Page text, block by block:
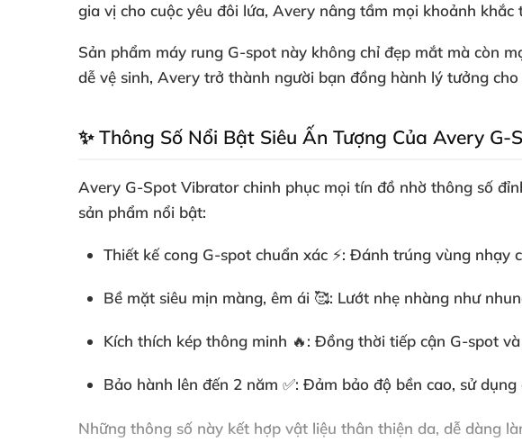
gia vị cho cuộc yêu đôi lứa, Avery nâng tầm mọi khoảnh
Sản phẩm máy rung G-spot này không chỉ đẹp mắt mà còn
dễ vệ sinh, Avery trở thành người bạn đồng hành lý tưởng
✨ Thông Số Nổi Bật Siêu Ấn Tượng Của Avery
Avery G-Spot Vibrator chinh phục mọi tín đồ nhờ thông số
sản phẩm nổi bật:
Thiết kế cong G-spot chuẩn xác ⚡: Đánh trúng vùng nhạy
Bề mặt siêu mịn màng, êm ái 🥰: Lướt nhẹ nhàng như
Kích thích kép thông minh 🔥: Đồng thời tiếp cận G-spot
Bảo hành lên đến 2 năm ✅: Đảm bảo độ bền cao, sử
Những thông số này kết hợp vật liệu thân thiện da, dễ dàng